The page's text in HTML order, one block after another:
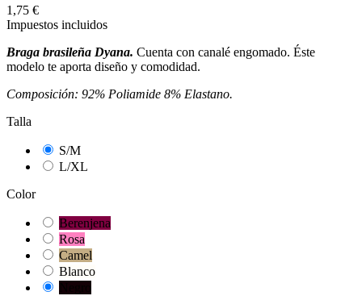
1,75 €
Impuestos incluidos
Braga brasileña Dyana. Cuenta con canalé engomado. Éste
modelo te aporta diseño y comodidad.
Composición: 92% Poliamide 8% Elastano.
Talla
S/M
L/XL
Color
Berenjena
Rosa
Camel
Blanco